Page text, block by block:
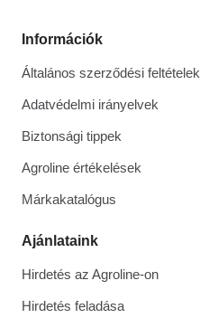
Információk
Általános szerződési feltételek
Adatvédelmi irányelvek
Biztonsági tippek
Agroline értékelések
Márkakatalógus
Ajánlataink
Hirdetés az Agroline-on
Hirdetés feladása